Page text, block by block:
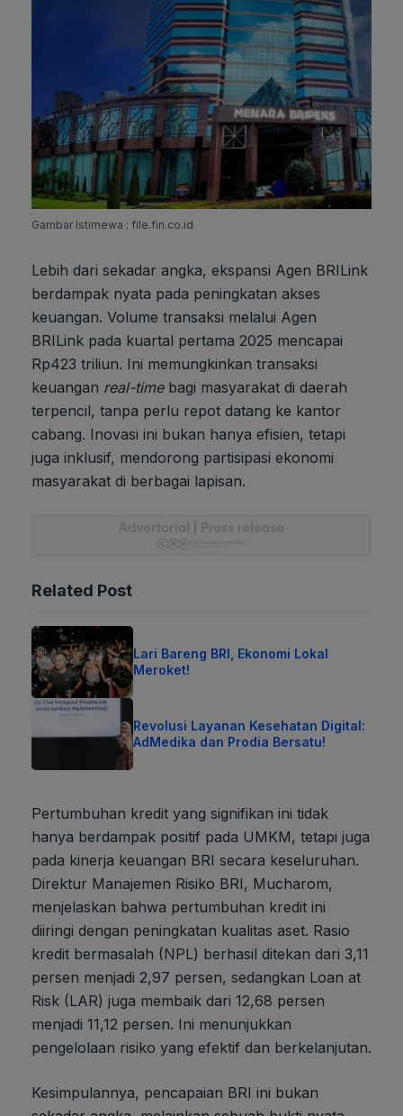
Gambar Istimewa : file.fin.co.id
Lebih dari sekadar angka, ekspansi Agen BRILink
berdampak nyata pada peningkatan akses
keuangan. Volume transaksi melalui Agen
BRILink pada kuartal pertama 2025 mencapai
Rp423 triliun. Ini memungkinkan transaksi
keuangan real-timebagi masyarakat di daerah
terpencil, tanpa perlu repot datang ke kantor
cabang. Inovasi ini bukan hanya efisien, tetapi
juga inklusif, mendorong partisipasi ekonomi
masyarakat di berbagai lapisan.
Related Post
Lari Bareng BRI, Ekonomi Lokal
Meroket!
Revolusi Layanan Kesehatan Digital:
AdMedika dan Prodia Bersatu!
Pertumbuhan kredit yang signifikan ini tidak
hanya berdampak positif pada UMKM, tetapi juga
pada kinerja keuangan BRI secara keseluruhan.
Direktur Manajemen Risiko BRI, Mucharom,
menjelaskan bahwa pertumbuhan kredit ini
diiringi dengan peningkatan kualitas aset. Rasio
kredit bermasalah (NPL) berhasil ditekan dari 3,11
persen menjadi 2,97 persen, sedangkan Loan at
Risk (LAR) juga membaik dari 12,68 persen
menjadi 11,12 persen. Ini menunjukkan
pengelolaan risiko yang efektif dan berkelanjutan.
Kesimpulannya, pencapaian BRI ini bukan